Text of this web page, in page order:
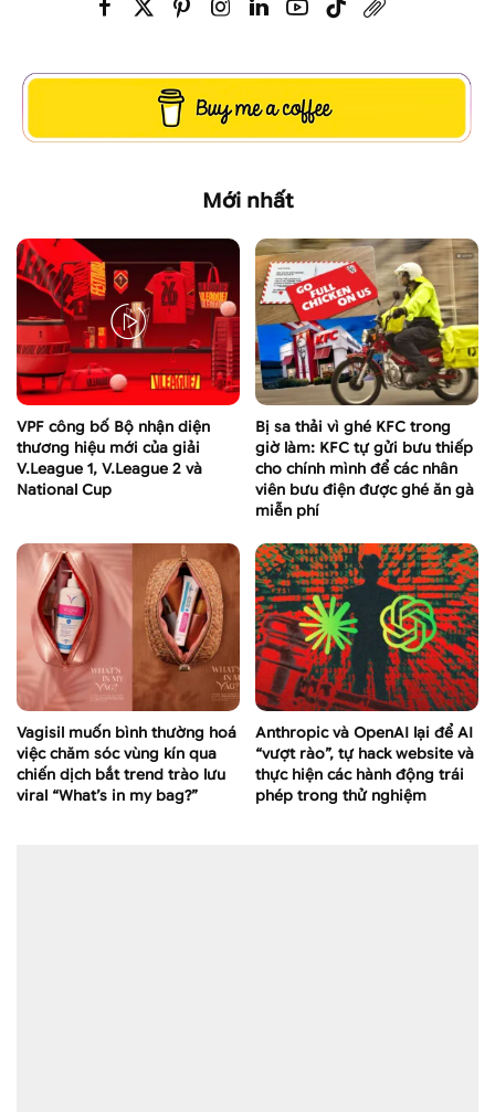
Mới nhất
VPF công bố Bộ nhận diện
thương hiệu mới của giải
V.League 1, V.League 2 và
National Cup
Bị sa thải vì ghé KFC trong
giờ làm: KFC tự gửi bưu thiếp
cho chính mình để các nhân
viên bưu điện được ghé ăn gà
miễn phí
Vagisil muốn bình thường hoá
việc chăm sóc vùng kín qua
chiến dịch bắt trend trào lưu
viral “What’s in my bag?”
Anthropic và OpenAI lại để AI
“vượt rào”, tự hack website và
thực hiện các hành động trái
phép trong thử nghiệm